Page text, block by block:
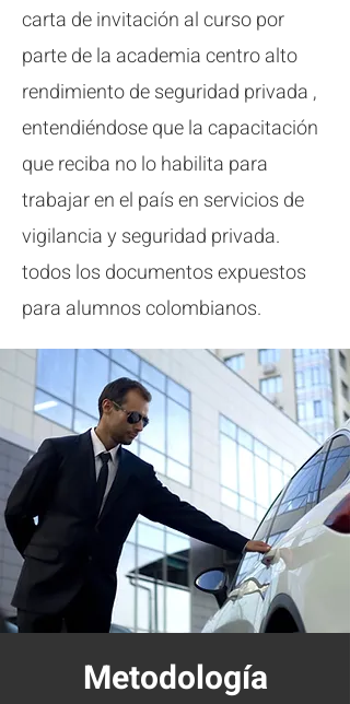
carta de invitación al curso por
parte de la academia centro alto
rendimiento de seguridad privada ,
entendiéndose que la capacitación
que reciba no lo habilita para
trabajar en el país en servicios de
vigilancia y seguridad privada.
todos los documentos expuestos
para alumnos colombianos.
Metodología